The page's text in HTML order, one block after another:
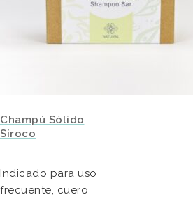
Champú Sólido
Siroco
Indicado para uso
frecuente, cuero